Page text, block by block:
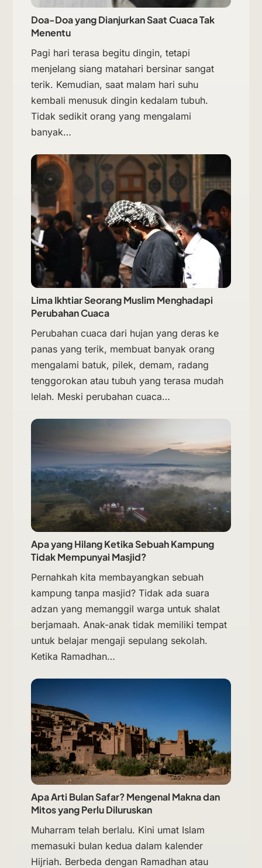
Doa-Doa yang Dianjurkan Saat Cuaca Tak
Menentu
Pagi hari terasa begitu dingin, tetapi
menjelang siang matahari bersinar sangat
terik. Kemudian, saat malam hari suhu
kembali menusuk dingin kedalam tubuh.
Tidak sedikit orang yang mengalami
banyak…
Lima Ikhtiar Seorang Muslim Menghadapi
Perubahan Cuaca
Perubahan cuaca dari hujan yang deras ke
panas yang terik, membuat banyak orang
mengalami batuk, pilek, demam, radang
tenggorokan atau tubuh yang terasa mudah
lelah. Meski perubahan cuaca…
Apa yang Hilang Ketika Sebuah Kampung
Tidak Mempunyai Masjid?
Pernahkah kita membayangkan sebuah
kampung tanpa masjid? Tidak ada suara
adzan yang memanggil warga untuk shalat
berjamaah. Anak-anak tidak memiliki tempat
untuk belajar mengaji sepulang sekolah.
Ketika Ramadhan…
Apa Arti Bulan Safar? Mengenal Makna dan
Mitos yang Perlu Diluruskan
Muharram telah berlalu. Kini umat Islam
memasuki bulan kedua dalam kalender
Hijriah. Berbeda dengan Ramadhan atau